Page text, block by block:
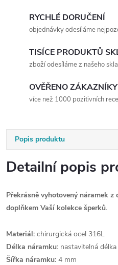
RYCHLÉ DORUČENÍ
objednávky odesíláme
TISÍCE PRODUKTŮ
zboží odesíláme z našeho
OVĚŘENO ZÁKAZNÍKY
více než 1000 pozitivních
Popis produktu
Detailní popis
Překrásně vyhotovený náramek
doplňkem Vaší kolekce šperků.
Materiál: chirurgická ocel 316L
Délka náramku: nastavitelná
Šířka náramku: 4 mm